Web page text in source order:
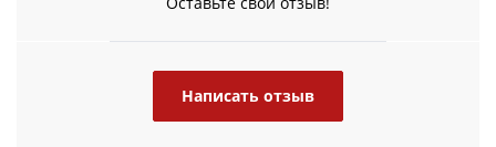
Написать отзыв